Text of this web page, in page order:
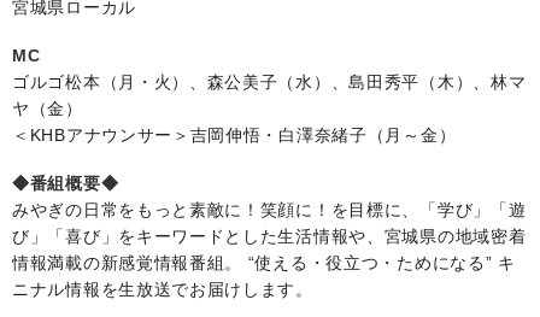
宮城県ローカル
MC
ゴルゴ松本（月・火）、森公美子（水）、島田秀平（木）、林マ
ヤ（金）
＜KHBアナウンサー＞吉岡伸悟・白澤奈緒子（月～金）
◆番組概要◆
みやぎの日常をもっと素敵に！笑顔に！を目標に、「学び」「遊
び」「喜び」をキーワードとした生活情報や、宮城県の地域密着
情報満載の新感覚情報番組。 “使える・役立つ・ためになる” キ
ニナル情報を生放送でお届けします。